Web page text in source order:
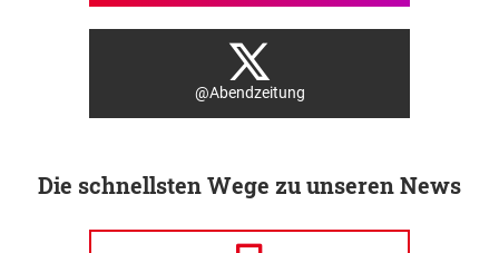
@Abendzeitung
Die schnellsten Wege zu unseren News